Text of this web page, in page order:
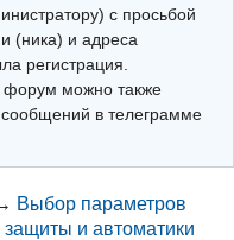
с просьбой
(ника) и адреса
регистрация.
форум можно также
в телеграмме
Выбор параметров
защиты и автоматики